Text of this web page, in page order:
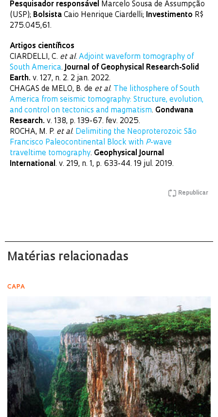
Pesquisador responsável
Marcelo Sousa de Assumpção
(USP); Bolsista Caio Henrique Ciardelli; Investimento R$
275.045,61.
Artigos científicos
CIARDELLI, C. et al. Adjoint waveform tomography of
South America. Journal of Geophysical Research-Solid
Earth. v. 127, n. 2. 2 jan. 2022.
CHAGAS de MELO, B. de et al.
The lithosphere of South
America from seismic tomography: Structure, evolution,
and control on tectonics and magmatism. Gondwana
Research. v. 138, p. 139-67. fev. 2025.
ROCHA, M. P. et al. Delimiting the Neoproterozoic São
Francisco Paleocontinental Block with P-wave
traveltime tomography. Geophysical Journal
International . v. 219, n. 1, p. 633-44. 19 jul. 2019.
Republicar